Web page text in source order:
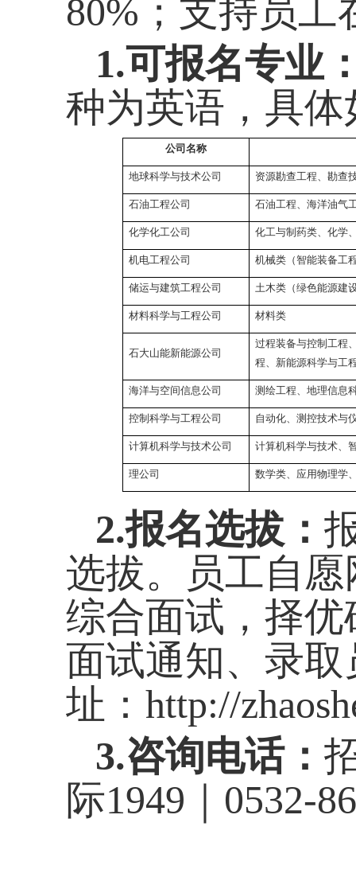
80% ；支持员
1.可报名专业
种为英语，具体
公司名称
地球科学与技术公司 资源勘查工程、勘查
石油工程公司 石油工程、海洋油气
化学化工公司 化工与制药类、化学
机电工程公司 机械类（智能装备工
储运与建筑工程公司 土木类（绿色能源建
材料科学与工程公司 材料类
石大山能新能源公司
过程装备与控制工程
程、新能源科学与工
海洋与空间信息公司 测绘工程、地理信息
控制科学与工程公司 自动化、测控技术与
计算机科学与技术公司 计算机科学与技术、
理公司 数学类、应用物理学
2.报名选拔：
选拔。员工自
综合面试，择
面试通知、录
址： http://
3.咨询电话：
际1949｜ 0532-